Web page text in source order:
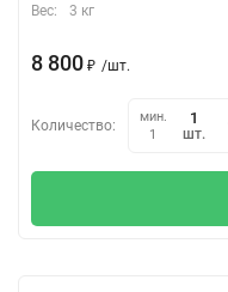
Вес:
3 кг
8 800 ₽ /шт.
Количество:
мин.
1
шт.